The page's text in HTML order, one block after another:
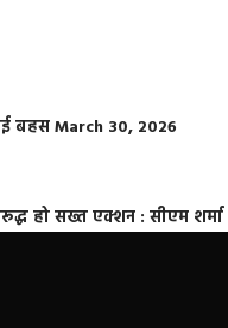
बहसMarch 30, 2026
हो सख्त एक्शन : सीएम शर्मा